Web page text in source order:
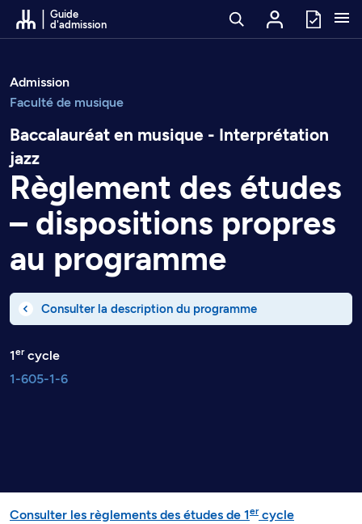
Passer au contenu
Guide
d'admission
Admission
Faculté de musique
Baccalauréat en musique - Interprétation
jazz
Règlement des études
– dispositions propres
au programme
Consulter la description du programme
1ercycle
1-605-1-6
Consulter les règlements des études de 1ercycle